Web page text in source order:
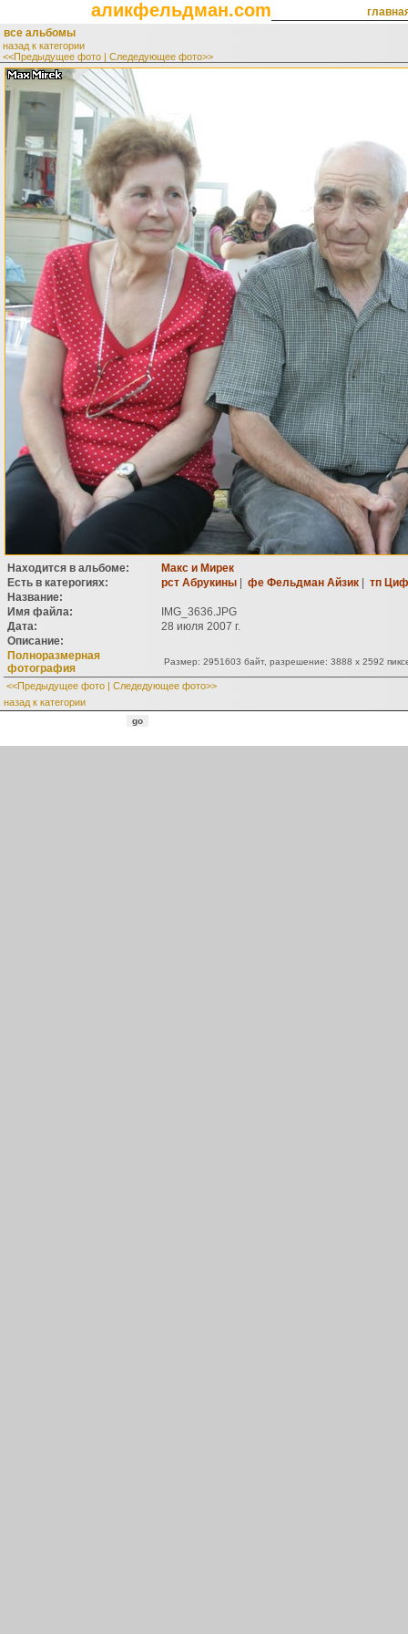
аликфельдман.com
все альбомы
назад к категории
<<Предыдущее фото | Следедующее фото>>
Находится в альбоме:
Макс и Мирек
Есть в катерогиях:
рст Абрукины фе Фельдман Айзик
тп
Название:
Имя файла:
IMG_3636.JPG
Дата:
28 июля 2007 г.
Описание:
Полноразмерная
фотография
Размер: 2951603 байт, разрешение: 3888 x 2592
<<Предыдущее фото | Следедующее фото>>
назад к категории